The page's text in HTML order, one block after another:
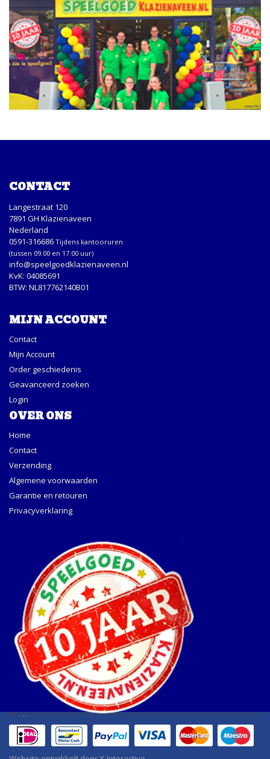
CONTACT
Langestraat 120
7891 GH Klazienaveen
Nederland
0591-316686 Tijdens kantooruren
(tussen 09.00 en 17.00 uur)
info@speelgoedklazienaveen.nl
KvK: 04085691
BTW: NL817762140B01
MIJN ACCOUNT
Contact
Mijn Account
Order geschiedenis
Geavanceerd zoeken
Login
OVER ONS
Home
Contact
Verzending
Algemene voorwaarden
Garantie en retouren
Privacyverklaring